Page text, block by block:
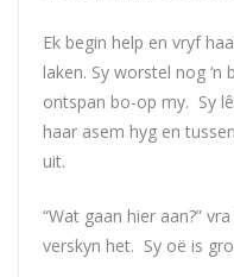
Ek begin help en vryf
laken. Sy worstel nog
ontspan bo-op my. Sy
haar asem hyg en
uit.
“Wat gaan hier aan?”
verskyn het. Sy oë is